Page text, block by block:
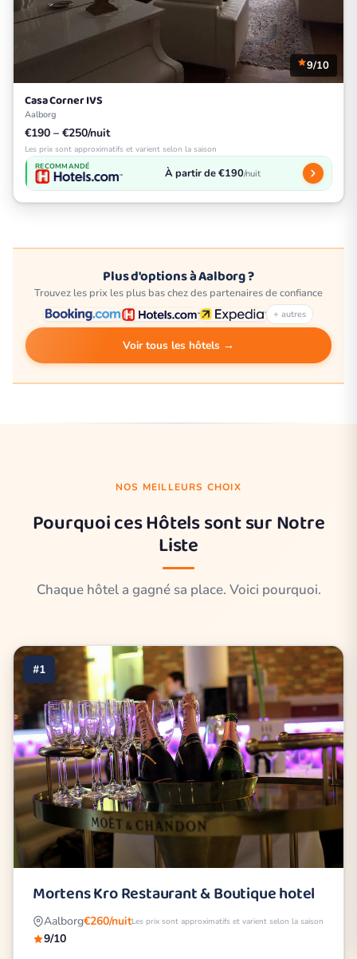
9/10
Casa Corner IVS
Aalborg
€190 – €250/nuit
Les prix sont approximatifs et varient selon la saison
RECOMMANDÉ À partir de €190/nuit
Plus d'options à Aalborg ?
Trouvez les prix les plus bas chez des partenaires de confiance
+ autres
Voir tous les hôtels →
NOS MEILLEURS CHOIX
Pourquoi ces Hôtels sont sur Notre
Liste
Chaque hôtel a gagné sa place. Voici pourquoi.
#1
Mortens Kro Restaurant & Boutique hotel
Aalborg€260/nuitLes prix sont approximatifs et varient selon la saison
9/10